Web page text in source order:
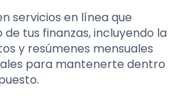
servicios en línea que
tus finanzas, incluyendo la
y resúmenes mensuales
para mantenerte dentro